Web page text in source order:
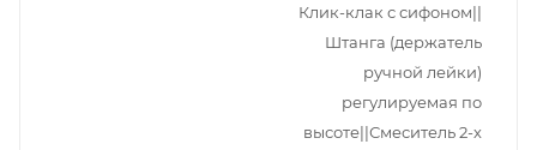
Клик-клак с сифоном||
Штанга (держатель
ручной лейки)
регулируемая по
высоте||Смеситель 2-х